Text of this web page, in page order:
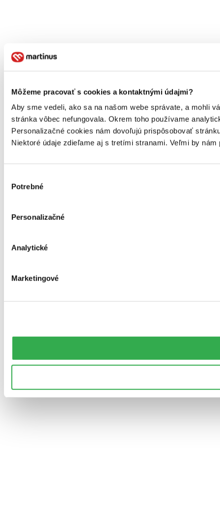
Môžeme pracovať s cookies a kontaktnými údajmi?
Aby sme vedeli, ako sa na našom webe správate, a mohli
stránka vôbec nefungovala. Okrem toho používame
Personalizačné cookies nám dovoľujú prispôsobovať
Niektoré údaje zdieľame aj s tretími stranami. Veľmi by
súhlasu
Potrebné
Personalizačné
Analytické
Marketingové